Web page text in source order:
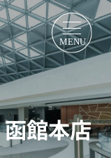
館本店